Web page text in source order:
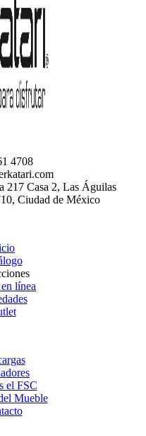
4708
217 Casa 2, Las Águilas
Ciudad de México
línea
el FSC
Mueble